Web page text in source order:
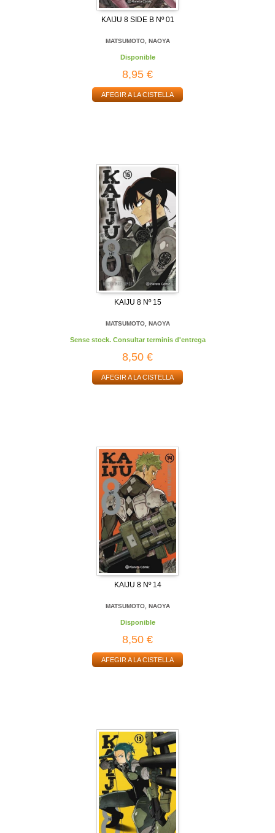
KAIJU 8 SIDE B Nº 01
MATSUMOTO, NAOYA
Disponible
8,95 €
AFEGIR A LA CISTELLA
KAIJU 8 Nº 15
MATSUMOTO, NAOYA
Sense stock. Consultar terminis d'entrega
8,50 €
AFEGIR A LA CISTELLA
KAIJU 8 Nº 14
MATSUMOTO, NAOYA
Disponible
8,50 €
AFEGIR A LA CISTELLA